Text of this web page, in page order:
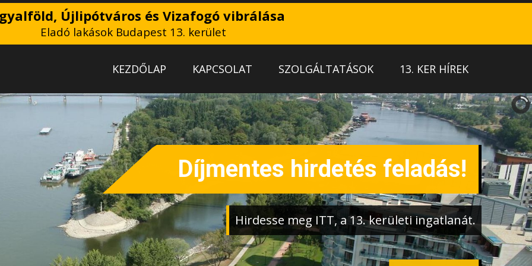
Újlipótváros és Vizafogó vibrálása
Eladó lakások Budapest 13. kerület
KEZDŐLAP KAPCSOLAT SZOLGÁLTATÁSOK 13. KER HÍREK
Díjmentes hirdetés feladás!
Hirdesse meg ITT, a 13. kerületi ingatlanát.